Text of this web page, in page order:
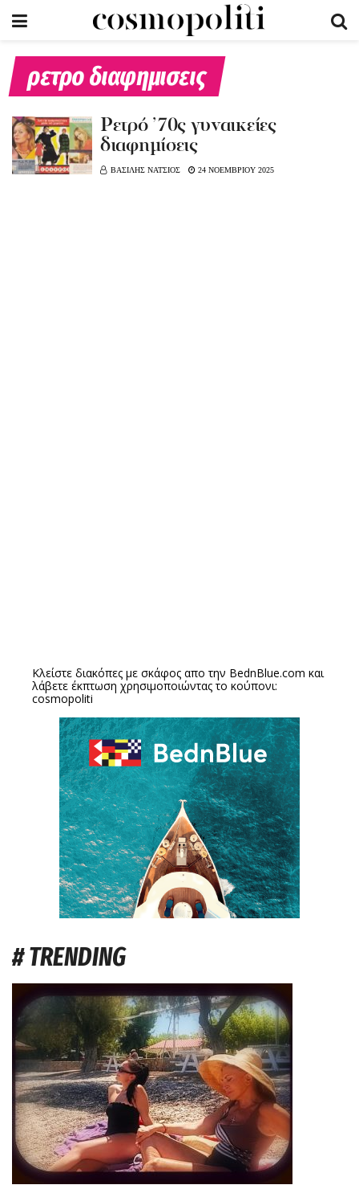
ρετρο διαφημισεις
Ρετρό ’70ς γυναικείες
διαφημίσεις
ΒΑΣΙΛΗΣ ΝΑΤΣΙΟΣ 24 ΝΟΕΜΒΡΙΟΥ 2025
Κλείστε διακόπες με σκάφος απο την BednBlue.com και
λάβετε έκπτωση χρησιμοποιώντας το κούπονι:
cosmopoliti
# TRENDING